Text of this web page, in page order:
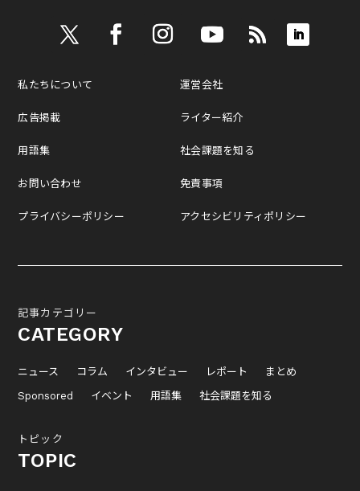
私たちについて
広告掲載
用語集
お問い合わせ
プライバシーポリシー
運営会社
ライター紹介
社会課題を知る
免責事項
アクセシビリティポリシー
記事カテゴリー
CATEGORY
ニュース コラム インタビュー レポート
まとめ
Sponsored
イベント 用語集 社会課題を知る
トピック
TOPIC